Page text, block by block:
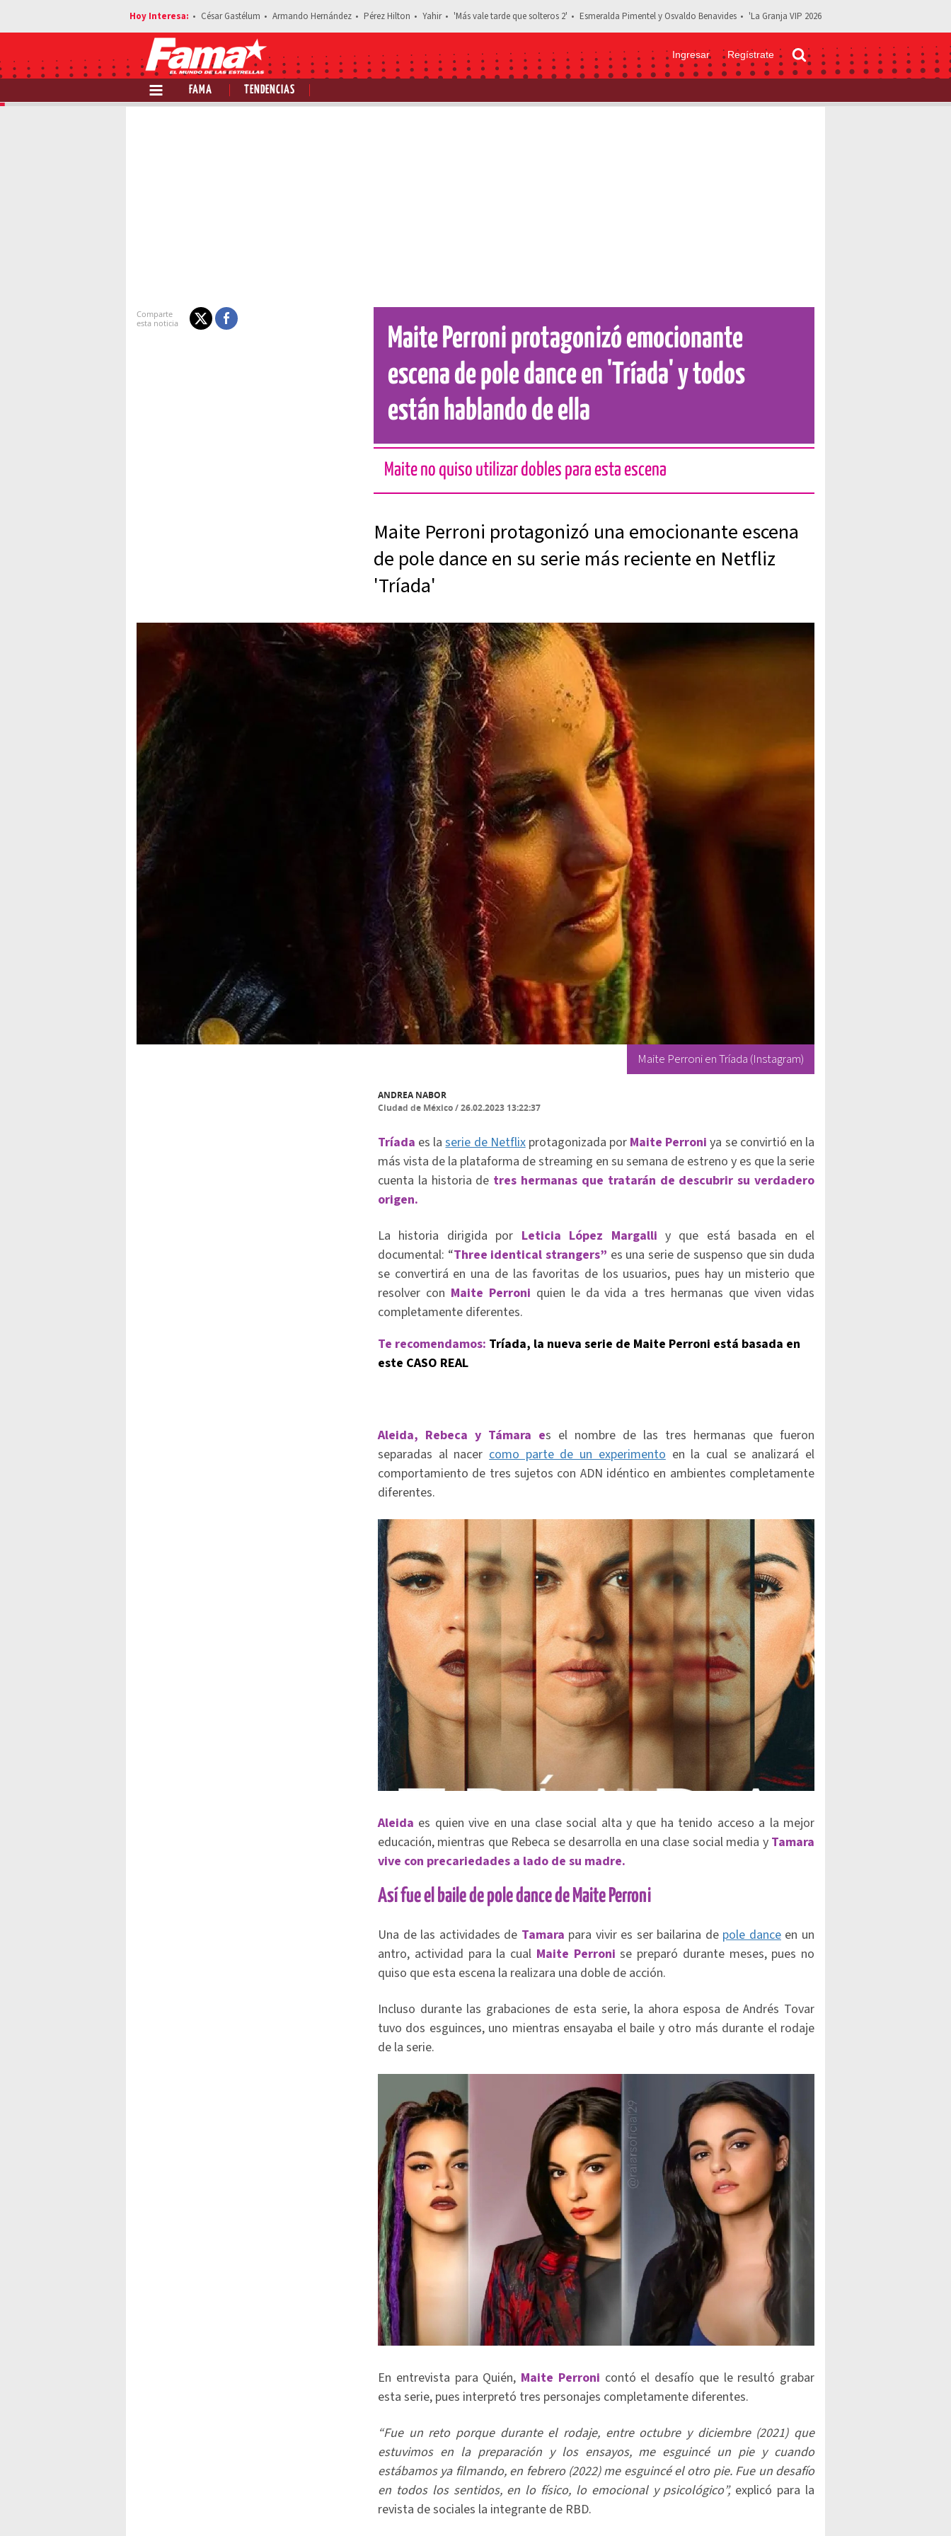
César Gastélum Armando Hernández Pérez Hilton Yahir 'Más vale tarde que solteros 2' Esmeralda Pimentel y Osvaldo Benavides 'La Granja VIP 2026
Ingresar Regístrate
FAMA TENDENCIAS
Estás leyendo: Maite Perroni protagonizó emocionante escena de pole dance en 'Tríada' y todos están hablando de ella
Maite Perroni protagonizó emocionante
escena de pole dance en 'Tríada' y todos
están hablando de ella
Maite no quiso utilizar dobles para esta escena
Maite Perroni protagonizó una emocionante escena
de pole dance en su serie más reciente en Netfliz
'Tríada'
Maite Perroni en Tríada (Instagram)
ANDREA NABOR
Ciudad de México/26.02.2023 13:22:37
Tríada es laserie de Netflixprotagonizada por Maite Perroni ya se convirtió en la
más vista de la plataforma de streaming en su semana de estreno y es que la serie
cuenta la historia de tres hermanas que tratarán de descubrir su verdadero
origen.
La historia dirigida por Leticia López Margalli y que está basada en el
documental: “Three identical strangers” es una serie de suspenso que sin duda
se convertirá en una de las favoritas de los usuarios, pues hay un misterio que
resolver con Maite Perroni quien le da vida a tres hermanas que viven vidas
completamente diferentes.
Te recomendamos: Tríada, la nueva serie de Maite Perroni está basada en
este CASO REAL
Aleida, Rebeca y Támara es el nombre de las tres hermanas que fueron
separadas al nacercomo parte de un experimentoen la cual se analizará el
comportamiento de tres sujetos con ADN idéntico en ambientes completamente
diferentes.
Aleida es quien vive en una clase social alta y que ha tenido acceso a la mejor
educación, mientras que Rebeca se desarrolla en una clase social media y Tamara
vive con precariedades a lado de su madre.
Así fue el baile de pole dance de Maite Perroni
Una de las actividades de Tamara para vivir es ser bailarina de pole danceen un
antro, actividad para la cual Maite Perroni se preparó durante meses, pues no
quiso que esta escena la realizara una doble de acción.
Incluso durante las grabaciones de esta serie, la ahora esposa de Andrés Tovar
tuvo dos esguinces, uno mientras ensayaba el baile y otro más durante el rodaje
de la serie.
En entrevista para Quién, Maite Perroni contó el desafío que le resultó grabar
esta serie, pues interpretó tres personajes completamente diferentes.
“Fue un reto porque durante el rodaje, entre octubre y diciembre (2021) que
estuvimos en la preparación y los ensayos, me esguincé un pie y cuando
estábamos ya filmando, en febrero (2022) me esguincé el otro pie. Fue un desafío
en todos los sentidos, en lo físico, lo emocional y psicológico”,explicó para la
revista de sociales la integrante de RBD.